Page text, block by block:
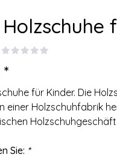
Holzschuhe
für Kinder. Die
einer Holzschuhfabrik
Sie: *